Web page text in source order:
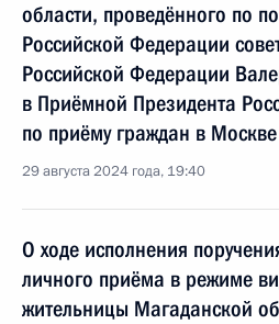
области, проведённого по
Российской Федерации
Российской Федерации
в Приёмной Президента
по приёму граждан в
29 августа 2024 года, 19:40
О ходе исполнения
личного приёма в режиме
жительницы Магаданской